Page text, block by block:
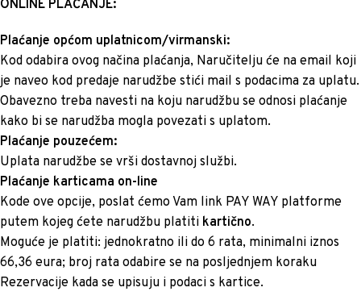
ONLINE PLAĆANJE:
Plaćanje općom uplatnicom/virmanski:
Kod odabira ovog načina plaćanja, Naručitelju će na email koji
je naveo kod predaje narudžbe stići mail s podacima za uplatu.
Obavezno treba navesti na koju narudžbu se odnosi plaćanje
kako bi se narudžba mogla povezati s uplatom.
Plaćanje pouzećem:
Uplata narudžbe se vrši dostavnoj službi.
Plaćanje karticama on-line
Kode ove opcije, poslat ćemo Vam link PAY WAY platforme
putem kojeg ćete narudžbu platiti kartično.
Moguće je platiti: jednokratno ili do 6 rata, minimalni iznos
66,36 eura; broj rata odabire se na posljednjem koraku
Rezervacije kada se upisuju i podaci s kartice.